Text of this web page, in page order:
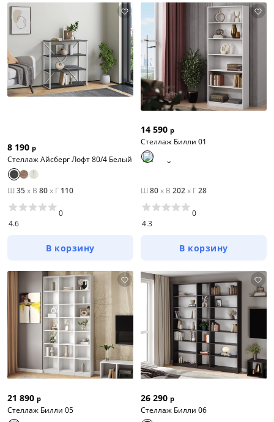
8 190 р
Стеллаж Айсберг Лофт 80/4 Белый
Ш 35x В 80x Г 110
4.6
0
В корзину
14 590 р
Стеллаж Билли 01
Ш 80x В 202x Г28
4.3
0
В корзину
21 890 р
Стеллаж Билли 05
26 290 р
Стеллаж Билли 06